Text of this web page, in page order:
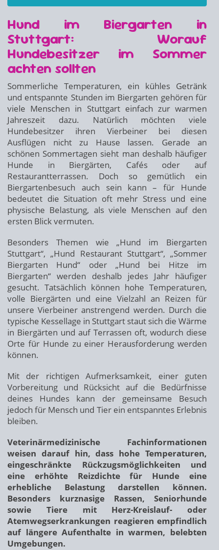
Hund im Biergarten in
Stuttgart: Worauf
Hundebesitzer im Sommer
achten sollten
Sommerliche Temperaturen, ein kühles Getränk
und entspannte Stunden im Biergarten gehören für
viele Menschen in Stuttgart einfach zur warmen
Jahreszeit dazu. Natürlich möchten viele
Hundebesitzer ihren Vierbeiner bei diesen
Ausflügen nicht zu Hause lassen. Gerade an
schönen Sommertagen sieht man deshalb häufiger
Hunde in Biergärten, Cafés oder auf
Restaurantterrassen. Doch so gemütlich ein
Biergartenbesuch auch sein kann – für Hunde
bedeutet die Situation oft mehr Stress und eine
physische Belastung, als viele Menschen auf den
ersten Blick vermuten.
Besonders Themen wie „Hund im Biergarten
Stuttgart“, „Hund Restaurant Stuttgart“, „Sommer
Biergarten Hund“ oder „Hund bei Hitze im
Biergarten“ werden deshalb jedes Jahr häufiger
gesucht. Tatsächlich können hohe Temperaturen,
volle Biergärten und eine Vielzahl an Reizen für
unsere Vierbeiner anstrengend werden. Durch die
typische Kessellage in Stuttgart staut sich die Wärme
in Biergärten und auf Terrassen oft, wodurch diese
Orte für Hunde zu einer Herausforderung werden
können.
Mit der richtigen Aufmerksamkeit, einer guten
Vorbereitung und Rücksicht auf die Bedürfnisse
deines Hundes kann der gemeinsame Besuch
jedoch für Mensch und Tier ein entspanntes Erlebnis
bleiben.
Veterinärmedizinische Fachinformationen
weisen darauf hin, dass hohe Temperaturen,
eingeschränkte Rückzugsmöglichkeiten und
eine erhöhte Reizdichte für Hunde eine
erhebliche Belastung darstellen können.
Besonders kurznasige Rassen, Seniorhunde
sowie Tiere mit Herz-Kreislauf- oder
Atemwegserkrankungen reagieren empfindlich
auf längere Aufenthalte in warmen, belebten
Umgebungen.